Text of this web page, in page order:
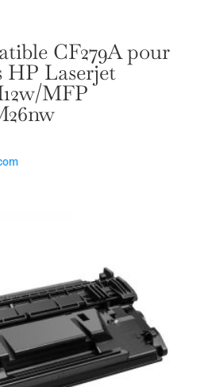
CF279A pour
Laserjet
MFP